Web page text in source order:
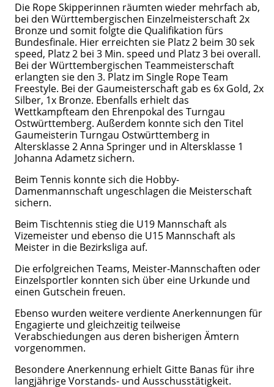
Die Rope Skipperinnen räumten wieder mehrfach ab,
bei den Württembergischen Einzelmeisterschaft 2x
Bronze und somit folgte die Qualifikation fürs
Bundesfinale. Hier erreichten sie Platz 2 beim 30 sek
speed, Platz 2 bei 3 Min. speed und Platz 3 bei overall.
Bei der Württembergischen Teammeisterschaft
erlangten sie den 3. Platz im Single Rope Team
Freestyle. Bei der Gaumeisterschaft gab es 6x Gold, 2x
Silber, 1x Bronze. Ebenfalls erhielt das
Wettkampfteam den Ehrenpokal des Turngau
Ostwürttemberg. Außerdem konnte sich den Titel
Gaumeisterin Turngau Ostwürttemberg in
Altersklasse 2 Anna Springer und in Altersklasse 1
Johanna Adametz sichern.
Beim Tennis konnte sich die Hobby-
Damenmannschaft ungeschlagen die Meisterschaft
sichern.
Beim Tischtennis stieg die U19 Mannschaft als
Vizemeister und ebenso die U15 Mannschaft als
Meister in die Bezirksliga auf.
Die erfolgreichen Teams, Meister-Mannschaften oder
Einzelsportler konnten sich über eine Urkunde und
einen Gutschein freuen.
Ebenso wurden weitere verdiente Anerkennungen für
Engagierte und gleichzeitig teilweise
Verabschiedungen aus deren bisherigen Ämtern
vorgenommen.
Besondere Anerkennung erhielt Gitte Banas für ihre
langjährige Vorstands- und Ausschusstätigkeit.